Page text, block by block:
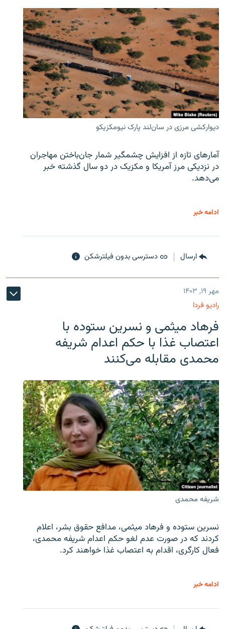
دیوارکشی مرزی در سان‌لند پارک نیومکزیکو
آمارهای تازه از افزایش چشمگیر شمار جان‌باختن مهاجران
در نزدیکی مرز آمریکا و مکزیک در دو سال گذشته خبر
می‌دهد.
ادامه خبر
ارسال دسترسی بدون فیلترشکن
مهر ۱۹, ۱۴۰۳
رادیو فردا
فرهاد میثمی و نسرین ستوده با
اعتصاب غذا با حکم اعدام شریفه
محمدی مقابله می‌کنند
شریفه محمدی
نسرین ستوده و فرهاد میثمی، مدافع حقوق بشر، اعلام
کردند که در صورت عدم لغو حکم اعدام شریفه محمدی،
فعال کارگری، اقدام به اعتصاب غذا خواهند کرد.
ادامه خبر